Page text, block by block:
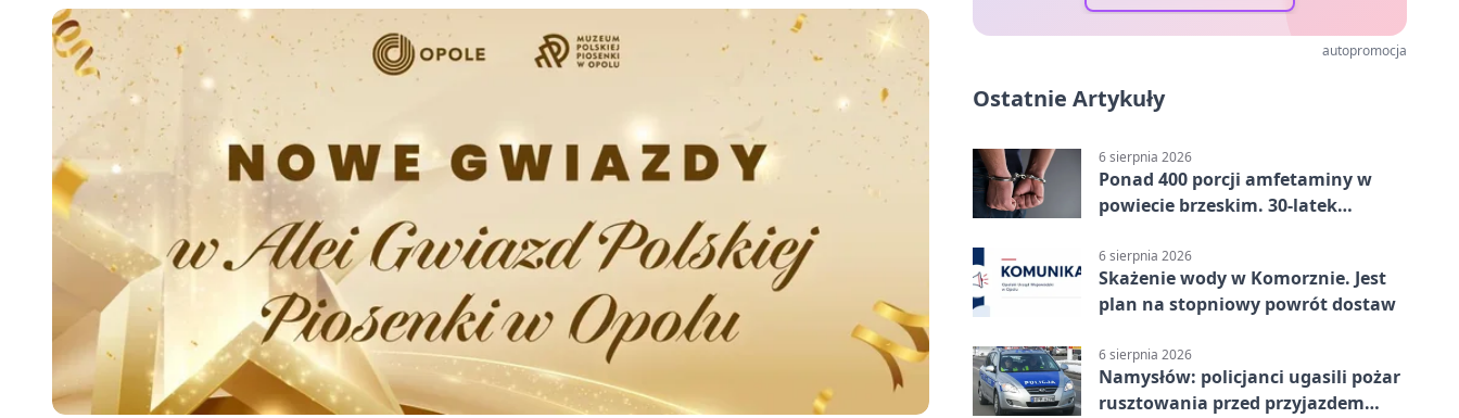
autopromocja
Ostatnie Artykuły
6 sierpnia 2026
Ponad 400 porcji amfetaminy w
powiecie brzeskim. 30-latek
6 sierpnia 2026
Skażenie wody w Komorznie. Jest
plan na stopniowy powrót dostaw
6 sierpnia 2026
Namysłów: policjanci ugasili pożar
rusztowania przed przyjazdem